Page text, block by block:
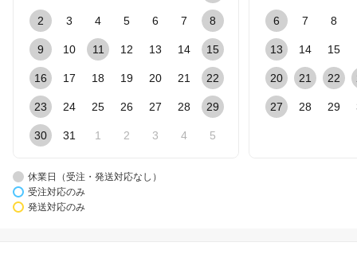
2 3 4 5 6 7 8
9 10 11 12 13 14 15
16 17 18 19 20 21 22
23 24 25 26 27 28 29
30 31 1 2 3 4 5
6 7 8
13 14 15
20 21 22
27 28 29
休業日（受注・発送対応なし）
受注対応のみ
発送対応のみ